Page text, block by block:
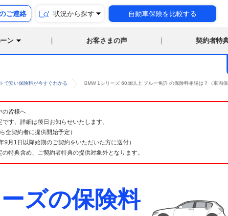
ご連絡 状況から探す 自動車保険を比較する
ン お客さまの声 契約者特
で安い保険料が今すぐわかる BMW 1シリーズ 60歳以上 ブルー免許 の保険料相場は？（車両保
皆様へ
す。詳細は後日お知らせいたします。
全契約者に提供開始予定）
月1日以降始期のご契約をいただいた方に送付）
特典含め、ご契約者特典の提供対象外となります。
ズの保険料